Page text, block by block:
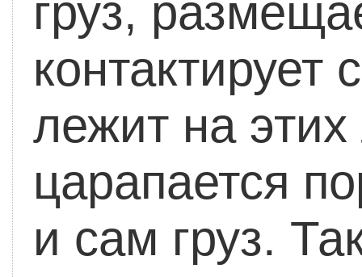
груз,
лежит на
царапается
и сам груз.